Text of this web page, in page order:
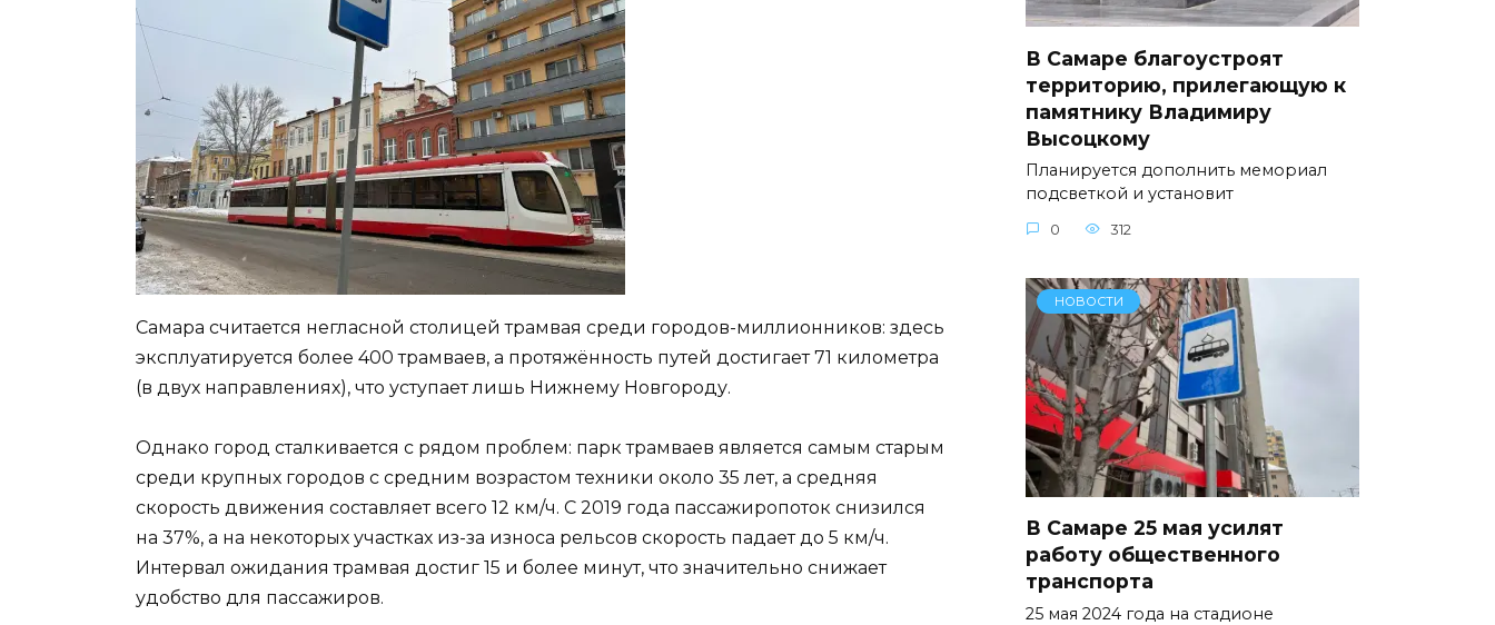
Самара считается негласной столицей трамвая среди городов-миллионников: здесь
эксплуатируется более 400 трамваев, а протяжённость путей достигает 71 километра
(в двух направлениях), что уступает лишь Нижнему Новгороду.
Однако город сталкивается с рядом проблем: парк трамваев является самым старым
среди крупных городов с средним возрастом техники около 35 лет, а средняя
скорость движения составляет всего 12 км/ч. С 2019 года пассажиропоток снизился
на 37%, а на некоторых участках из-за износа рельсов скорость падает до 5 км/ч.
Интервал ожидания трамвая достиг 15 и более минут, что значительно снижает
удобство для пассажиров.
В Самаре благоустроят
территорию, прилегающую к
памятнику Владимиру
Высоцкому
Планируется дополнить мемориал
подсветкой и установит
0 312
НОВОСТИ
В Самаре 25 мая усилят
работу общественного
транспорта
25 мая 2024 года на стадионе